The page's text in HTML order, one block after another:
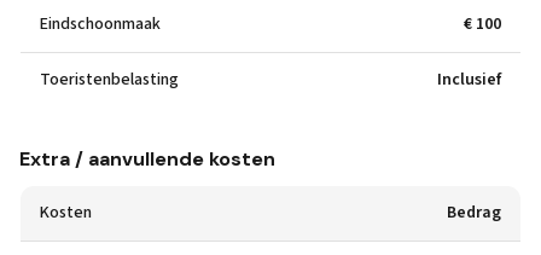
Eindschoonmaak € 100
Toeristenbelasting Inclusief
Extra / aanvullende kosten
Kosten Bedrag